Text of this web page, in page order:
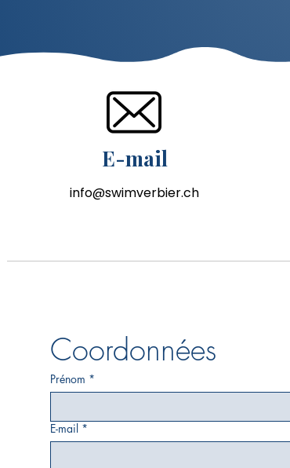
E-mail
info@swimverbier.ch
Coordonnées
Prénom *
E-mail *